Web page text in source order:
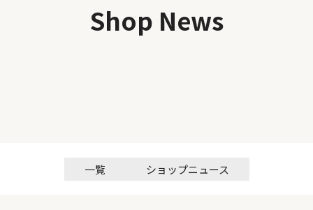
Shop News
一覧 ショップニュース